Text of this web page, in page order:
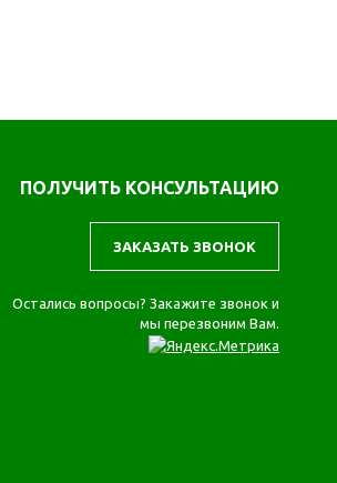
ПОЛУЧИТЬ КОНСУЛЬТАЦИЮ
ЗАКАЗАТЬ ЗВОНОК
Остались вопросы? Закажите звонок и
мы перезвоним Вам.